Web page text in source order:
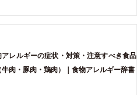
アレルギーの症状・対策・注意すべき食品
牛肉・豚肉・鶏肉）｜食物アレルギー辞書